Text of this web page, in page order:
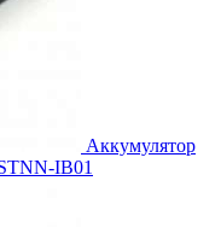
Аккумулятор
IB01